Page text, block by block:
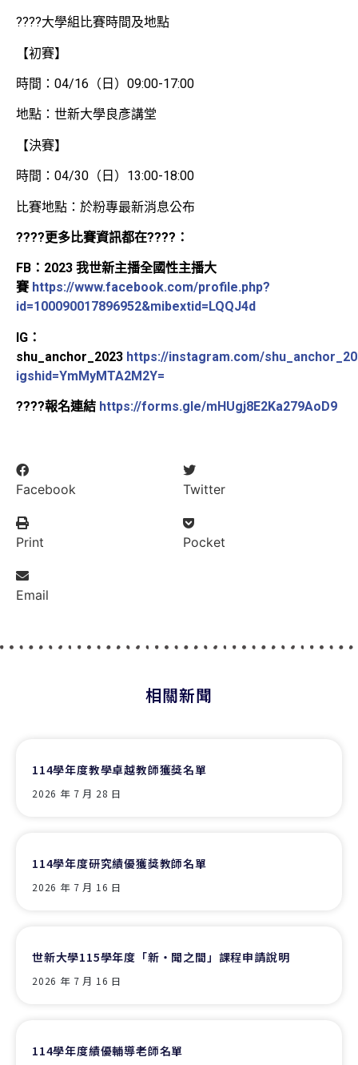
????大學組比賽時間及地點
【初賽】
時間：04/16（日）09:00-17:00
地點：世新大學良彥講堂
【決賽】
時間：04/30（日）13:00-18:00
比賽地點：於粉專最新消息公布
????更多比賽資訊都在???? ：
FB ：2023 我世新主播全國性主播大
賽 https://www.facebook.com/profile.php?
id=100090017896952&mibextid=LQQJ4d
IG ：
shu_anchor_2023 https://instagram.com/
igshid=YmMyMTA2M2Y=
????報名連結 https://forms.gle/mHUgj8E2Ka279AoD9
Facebook Twitter
Print Pocket
Email
相關新聞
114學年度教學卓越教師獲獎名單
2026 年 7 月 28 日
114學年度研究績優獲獎教師名單
2026 年 7 月 16 日
世新大學115學年度「新‧聞之間」課程申請說明
2026 年 7 月 16 日
114學年度績優輔導老師名單